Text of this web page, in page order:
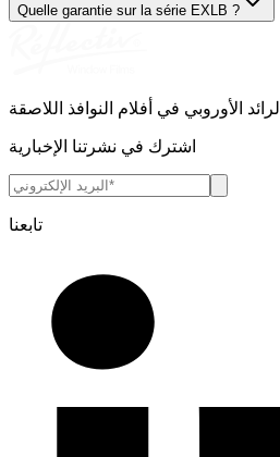
Quelle garantie sur la série EXLB ?
الرائد الأوروبي في أفلام النوافذ اللاصقة
اشترك في نشرتنا الإخبارية
تابعنا